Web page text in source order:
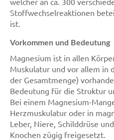
Stoffwechselreaktionen
ist.
Vorkommen und Bedeutung
Magnesium ist in allen
Muskulatur und vor allem in
der Gesamtmenge)
Bedeutung für die Struktur
Bei einem Magnesium-
Herzmuskulatur oder in
Leber, Niere, Schilddrüse
Knochen zügig freigesetzt.